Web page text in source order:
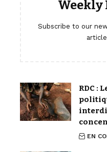
Weekly
Subscribe to our
RDC :
EN